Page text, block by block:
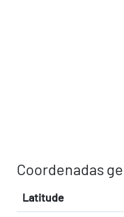
Coordenadas
Latitude